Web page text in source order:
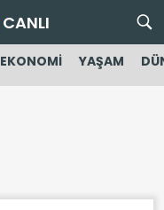
CANLI
EKONOMİ YAŞAM